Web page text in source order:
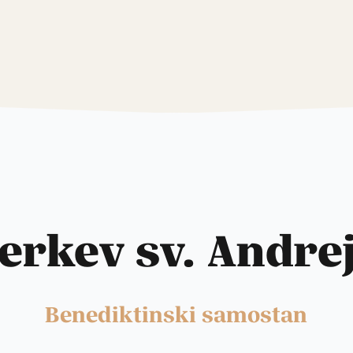
sv.
Benediktinski samostan